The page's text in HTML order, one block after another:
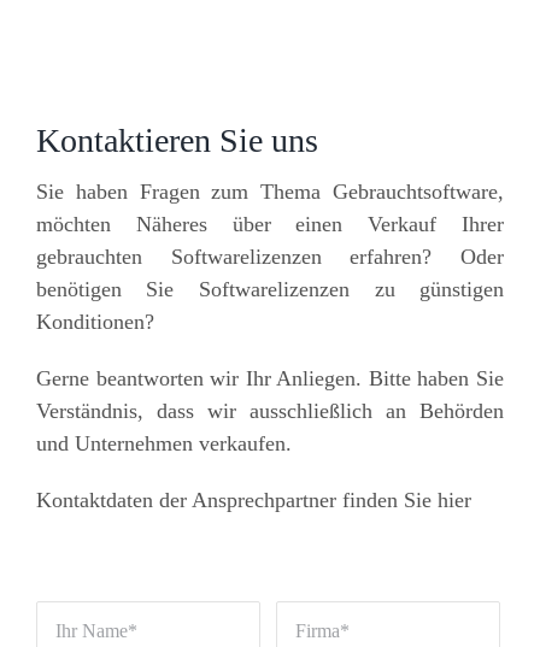
Kontaktieren Sie uns
Sie haben Fragen zum Thema Gebrauchtsoftware,
möchten Näheres über einen Verkauf Ihrer
gebrauchten Softwarelizenzen erfahren? Oder
benötigen Sie Softwarelizenzen zu günstigen
Konditionen?
Gerne beantworten wir Ihr Anliegen. Bitte haben Sie
Verständnis, dass wir ausschließlich an Behörden
und Unternehmen verkaufen.
Kontaktdaten der Ansprechpartner finden Sie hier